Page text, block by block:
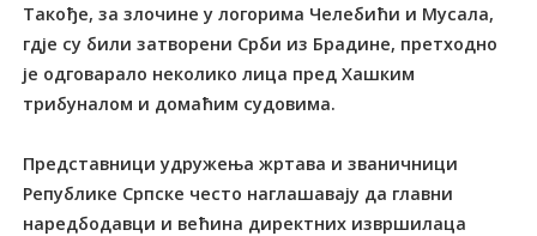
Такође, за злочине у логорима Челебићи и Мусала,
гдје су били затворени Срби из Брадине, претходно
је одговарало неколико лица пред Хашким
трибуналом и домаћим судовима.
Представници удружења жртава и званичници
Републике Српске често наглашавају да главни
наредбодавци и већина директних извршилаца